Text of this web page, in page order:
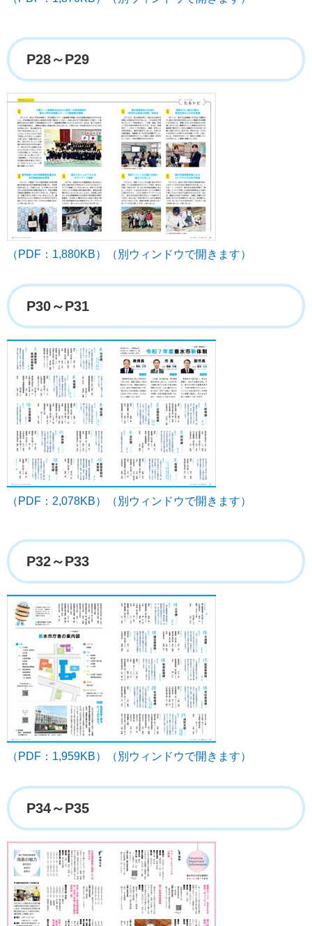
P28～P29
（PDF：1,880KB）（別ウィンドウで開きます）
P30～P31
（PDF：2,078KB）（別ウィンドウで開きます）
P32～P33
（PDF：1,959KB）（別ウィンドウで開きます）
P34～P35